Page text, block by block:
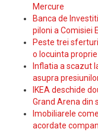
Mercure
Banca de
piloni a Comisiei
Peste trei
o locuinta proprie
Inflatia a scazut
asupra
IKEA deschide
Grand Arena din
Imobiliarele
acordate